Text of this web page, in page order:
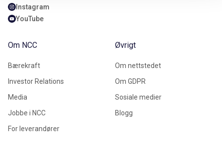
Instagram
YouTube
Om NCC
Bærekraft
Investor Relations
Media
Jobbe i NCC
For leverandører
Øvrigt
Om nettstedet
Om GDPR
Sosiale medier
Blogg